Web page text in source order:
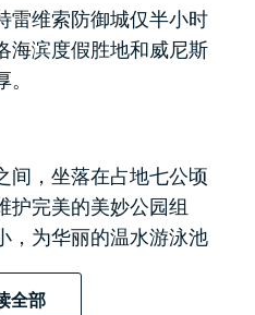
雷维索防御城仅半小时
海滨度假胜地和威尼斯
间，坐落在占地七公顷
护完美的美妙公园组
，为华丽的温水游泳池
环绕着优雅的阳光露台
淋浴。
全部